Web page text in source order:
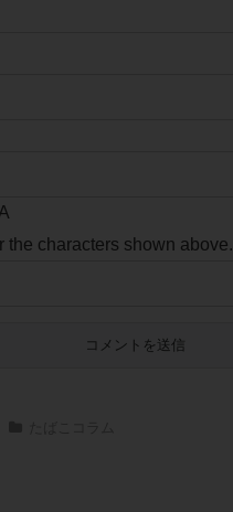
the characters shown above.